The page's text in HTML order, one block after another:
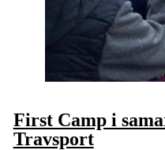
First Camp i
Travsport